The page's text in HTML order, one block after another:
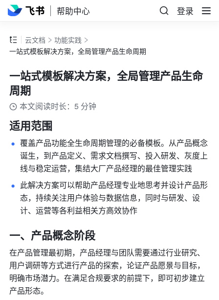
帮助中心 登录
云文档
功能实践
一站式模板解决方案，全局管理产品生命周期
一站式模板解决方案，全局管理产品生命
周期
本文阅读时长：5 分钟
适用范围
覆盖产品功能全生命周期管理的必备模板。从产品概念
诞生，到产品定义、需求文档撰写、投入研发、灰度上
线与稳定运营，集结大厂产品经理的最佳管理实践
此解决方案可以帮助产品经理专业地思考并设计产品形
态，持续关注用户体验与数据信息，同时与研发、设
计、运营等各利益相关方高效协作
一、产品概念阶段
在产品管理最初期，产品经理与团队需要通过行业研究、
用户调研等方式进行产品的探索，论证产品愿景与目标，
明确市场潜力。在满足合规要求的前提下，即可初步建立
产品形态。